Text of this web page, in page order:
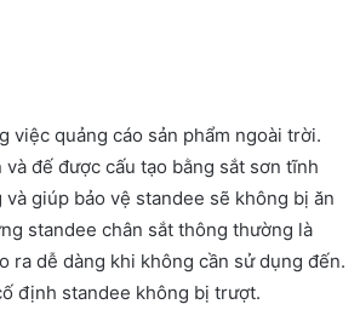
việc quảng cáo sản phẩm ngoài trời.
đế được cấu tạo bằng sắt sơn tĩnh
giúp bảo vệ standee sẽ không bị ăn
standee chân sắt thông thường là
ra dễ dàng khi không cần sử dụng đến.
định standee không bị trượt.